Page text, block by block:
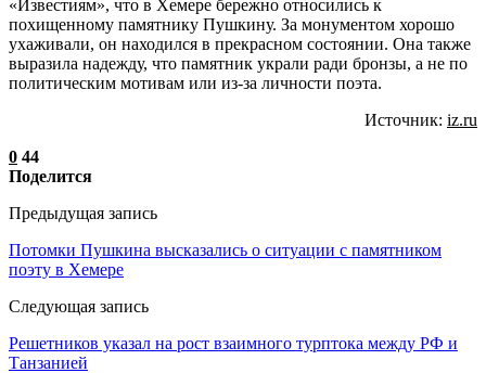
«Известиям», что в Хемере бережно относились к
похищенному памятнику Пушкину. За монументом хорошо
ухаживали, он находился в прекрасном состоянии. Она также
выразила надежду, что памятник украли ради бронзы, а не по
политическим мотивам или из-за личности поэта.
Источник: iz.ru
0 44
Поделится
Предыдущая запись
Потомки Пушкина высказались о ситуации с памятником
поэту в Хемере
Следующая запись
Решетников указал на рост взаимного турптока между РФ и
Танзанией